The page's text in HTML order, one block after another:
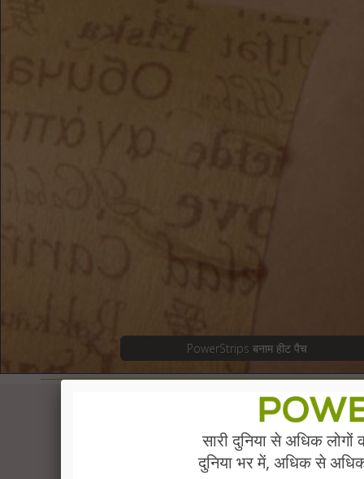
PowerStrips बनाम हीट पैच
सारी दुनिया से अधिक
दुनिया भर में, अधिक से